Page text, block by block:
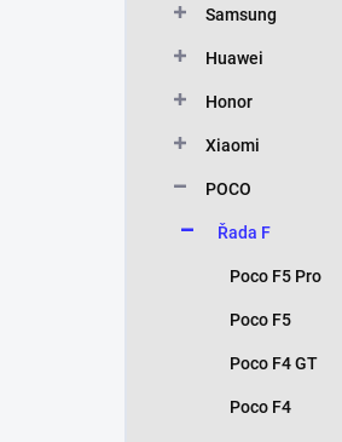
Samsung
Huawei
Honor
Xiaomi
POCO
Řada F
Poco F5 Pro
Poco F5
Poco F4 GT
Poco F4